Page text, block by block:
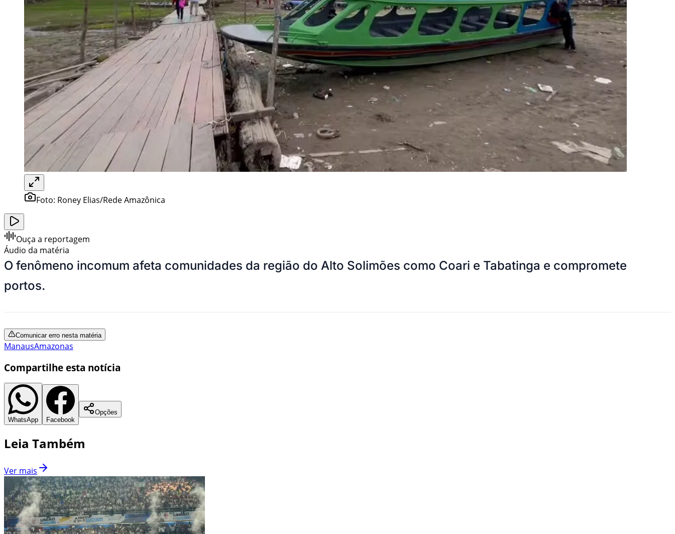
Foto: Roney Elias/Rede Amazônica
Ouça a reportagem
Áudio da matéria
O fenômeno incomum afeta comunidades da região do Alto Solimões como Coari e Tabatinga e compromete
portos.
Comunicar erro nesta matéria
ManausAmazonas
Compartilhe esta notícia
WhatsApp Facebook
Opções
Leia Também
Ver mais